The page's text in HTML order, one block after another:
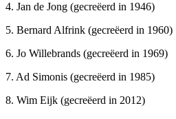
4. Jan de Jong (gecreëerd in 1946)
5. Bernard Alfrink (gecreëerd in 1960)
6. Jo Willebrands (gecreëerd in 1969)
7. Ad Simonis (gecreëerd in 1985)
8. Wim Eijk (gecreëerd in 2012)